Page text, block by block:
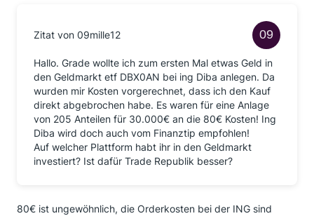
Zitat von 09mille12
Hallo. Grade wollte ich zum ersten Mal etwas Geld in
den Geldmarkt etf DBX0AN bei ing Diba anlegen. Da
wurden mir Kosten vorgerechnet, dass ich den Kauf
direkt abgebrochen habe. Es waren für eine Anlage
von 205 Anteilen für 30.000€ an die 80€ Kosten! Ing
Diba wird doch auch vom Finanztip empfohlen!
Auf welcher Plattform habt ihr in den Geldmarkt
investiert? Ist dafür Trade Republik besser?
80€ ist ungewöhnlich, die Orderkosten bei der ING sind